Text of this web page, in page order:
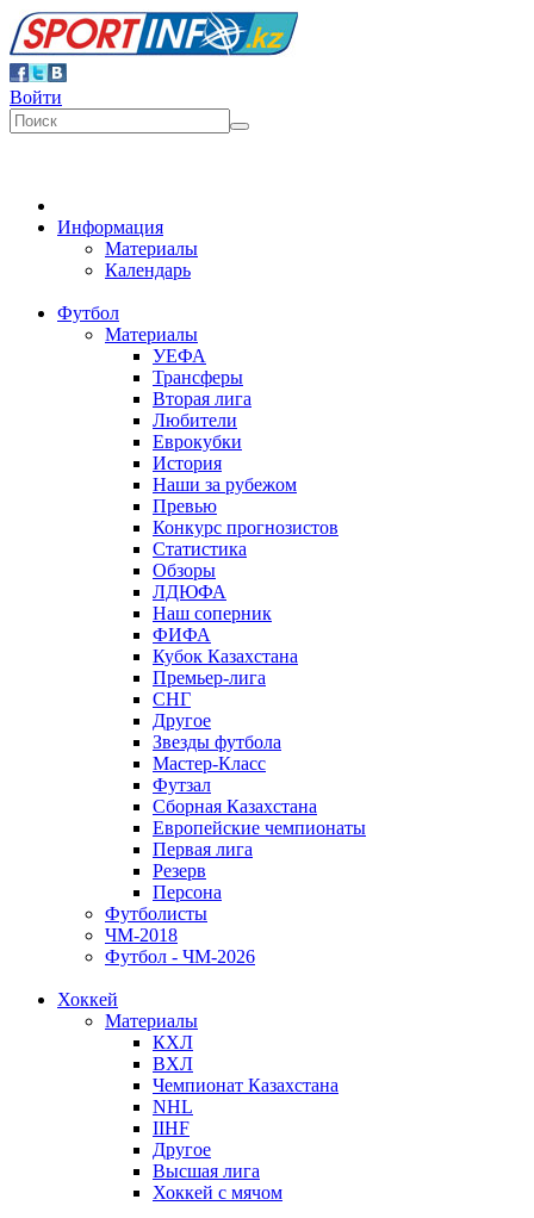
Войти
Информация
Материалы
Календарь
Футбол
Материалы
УЕФА
Трансферы
Вторая лига
Любители
Еврокубки
История
Наши за рубежом
Превью
Конкурс прогнозистов
Статистика
Обзоры
ЛДЮФА
Наш соперник
ФИФА
Кубок Казахстана
Премьер-лига
СНГ
Другое
Звезды футбола
Мастер-Класс
Футзал
Сборная Казахстана
Европейские чемпионаты
Первая лига
Резерв
Персона
Футболисты
ЧМ-2018
Футбол - ЧМ-2026
Хоккей
Материалы
КХЛ
ВХЛ
Чемпионат Казахстана
NHL
IIHF
Другое
Высшая лига
Хоккей с мячом